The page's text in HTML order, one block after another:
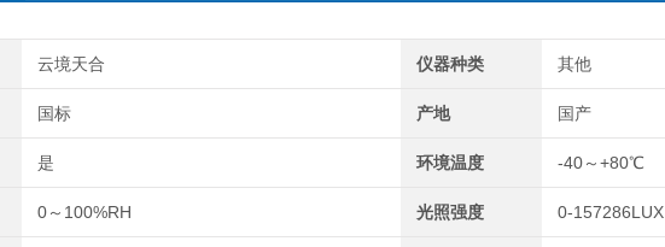
云境天合 仪器种类 其他
国标 产地 国产
是 环境温度 -40～+80℃
0～100%RH 光照强度 0-157286LUX